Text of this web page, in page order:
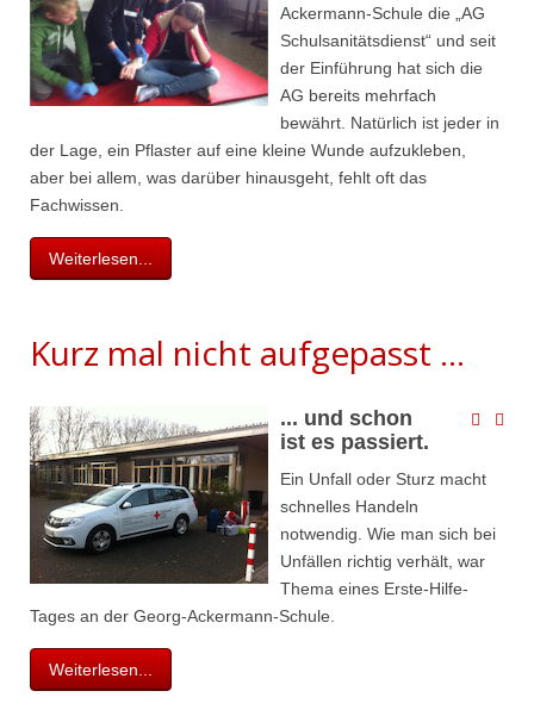
Ackermann-Schule die „AG
Schulsanitätsdienst“ und seit
der Einführung hat sich die
AG bereits mehrfach
bewährt. Natürlich ist jeder in
der Lage, ein Pflaster auf eine kleine Wunde aufzukleben,
aber bei allem, was darüber hinausgeht, fehlt oft das
Fachwissen.
Weiterlesen...
Kurz mal nicht aufgepasst ...
... und schon
ist es passiert.
Ein Unfall oder Sturz macht
schnelles Handeln
notwendig. Wie man sich bei
Unfällen richtig verhält, war
Thema eines Erste-Hilfe-
Tages an der Georg-Ackermann-Schule.
Weiterlesen...